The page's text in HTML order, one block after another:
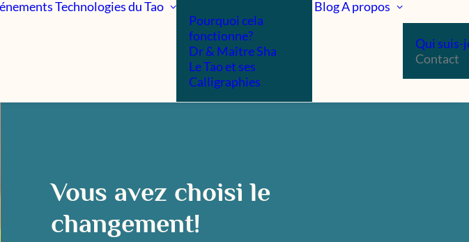
Technologies du Tao
Pourquoi cela
fonctionne?
Dr & Maître Sha
Le Tao et ses
Calligraphies
BlogA propos
Qui suis-
Contact
Vous avez choisi le
changement!